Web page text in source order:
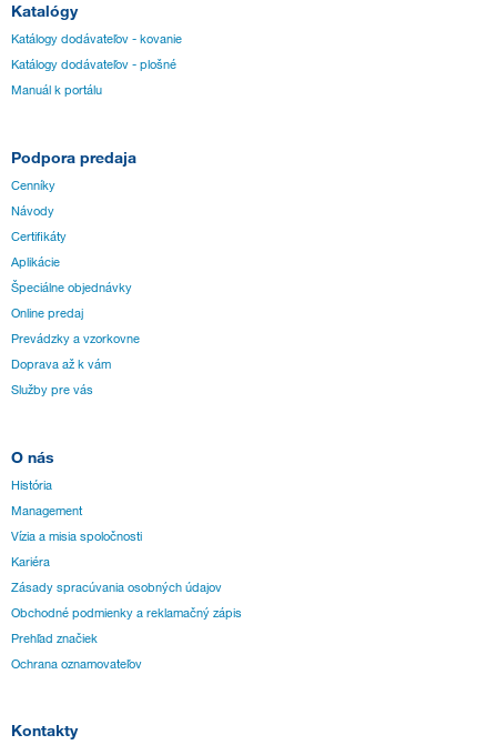
Katalógy
Katálogy dodávateľov - kovanie
Katálogy dodávateľov - plošné
Manuál k portálu
Podpora predaja
Cenníky
Návody
Certifikáty
Aplikácie
Špeciálne objednávky
Online predaj
Prevádzky a vzorkovne
Doprava až k vám
Služby pre vás
O nás
História
Management
Vízia a misia spoločnosti
Kariéra
Zásady spracúvania osobných údajov
Obchodné podmienky a reklamačný zápis
Prehľad značiek
Ochrana oznamovateľov
Kontakty